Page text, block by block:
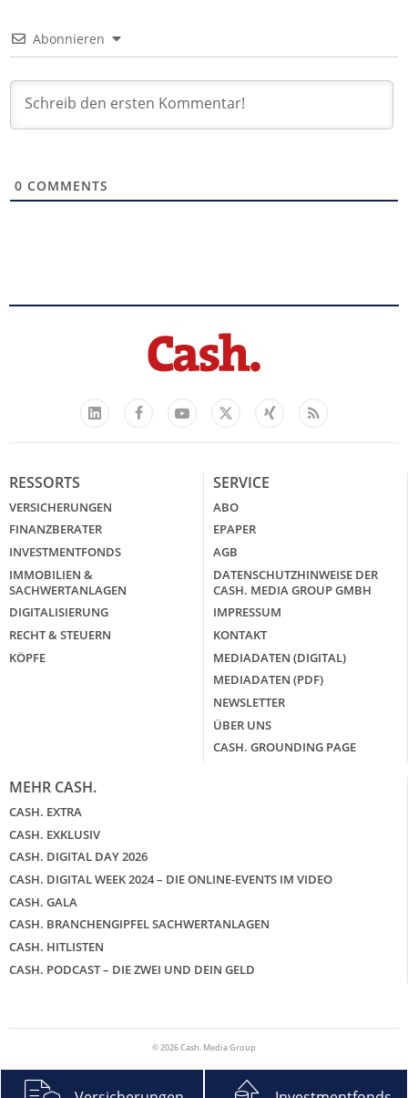
Abonnieren
0 COMMENTS
LinkedIn
FacebookYouTube
X
Xing Feed
RESSORTS
VERSICHERUNGEN
FINANZBERATER
INVESTMENTFONDS
IMMOBILIEN &
SACHWERTANLAGEN
DIGITALISIERUNG
RECHT & STEUERN
KÖPFE
SERVICE
ABO
EPAPER
AGB
DATENSCHUTZHINWEISE DER
CASH. MEDIA GROUP GMBH
IMPRESSUM
KONTAKT
MEDIADATEN (DIGITAL)
MEDIADATEN (PDF)
NEWSLETTER
ÜBER UNS
CASH. GROUNDING PAGE
MEHR CASH.
CASH. EXTRA
CASH. EXKLUSIV
CASH. DIGITAL DAY 2026
CASH. DIGITAL WEEK 2024 – DIE ONLINE-EVENTS IM VIDEO
CASH. GALA
CASH. BRANCHENGIPFEL SACHWERTANLAGEN
CASH. HITLISTEN
CASH. PODCAST – DIE ZWEI UND DEIN GELD
© 2026 Cash. Media Group